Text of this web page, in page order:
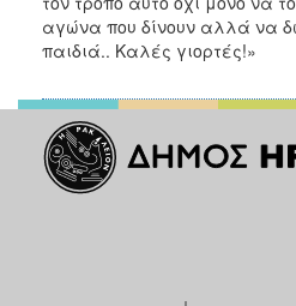
αγώνα που δίνουν αλλά να
παιδιά.. Καλές γιορτές!»